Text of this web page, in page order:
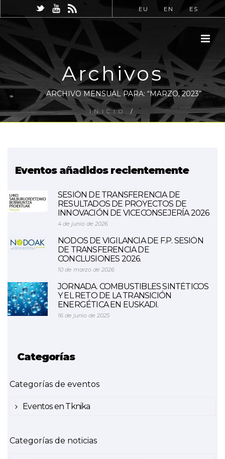
EU EN ES
Archivos
ARCHIVO MENSUAL PARA: “MARZO, 2023”
INICIO /
Eventos añadidos recientemente
SESIÓN DE TRANSFERENCIA DE
RESULTADOS DE PROYECTOS DE
INNOVACIÓN DE VICECONSEJERÍA 2026
4 de junio de 2026
NODOS DE VIGILANCIA DE F.P. SESIÓN
DE TRANSFERENCIA DE
CONCLUSIONES 2026.
10 de marzo de 2026
JORNADA. COMBUSTIBLES SINTÉTICOS
Y EL RETO DE LA TRANSICIÓN
ENERGÉTICA EN EUSKADI.
16 de junio de 2025
Categorías
Categorías de eventos
Eventos en Tknika
Categorías de noticias